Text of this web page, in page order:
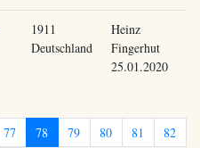
1911
Deutschland
Heinz
Fingerhut
25.01.2020
77 78 79 80 81 82